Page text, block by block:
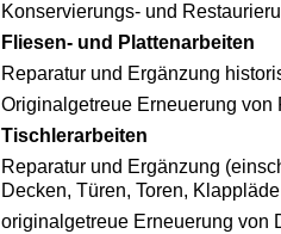
Konservierungs- und
Fliesen- und Plattenarbeiten
Reparatur und Ergänzung
Originalgetreue Erneuerung von
Tischlerarbeiten
Reparatur und Ergänzung
Decken, Türen, Toren,
originalgetreue Erneuerung von